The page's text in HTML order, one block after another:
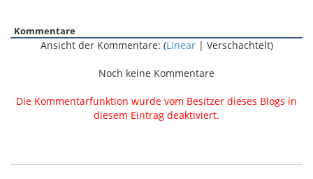
Kommentare
Ansicht der Kommentare: (Linear| Verschachtelt)
Noch keine Kommentare
Die Kommentarfunktion wurde vom Besitzer dieses Blogs in
diesem Eintrag deaktiviert.